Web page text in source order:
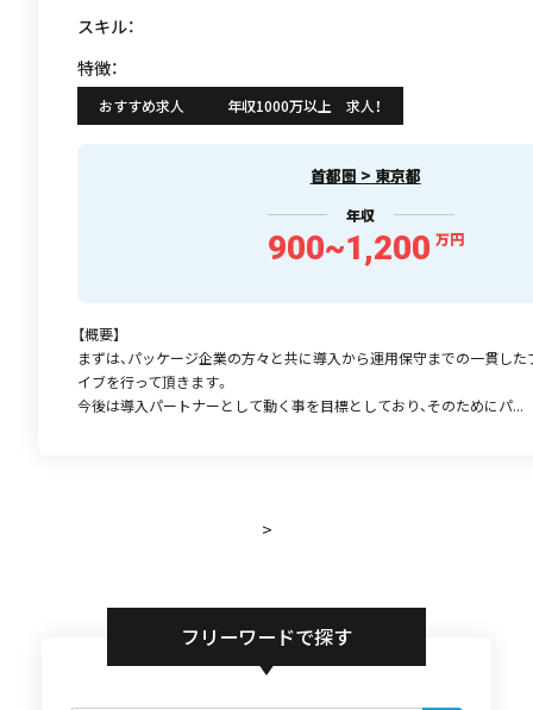
スキル：
特徴：
おすすめ求人 年収1000万以上 求人！
首都圏 > 東京都
年収
900~1,200 万円
【概要】
まずは、パッケージ企業の方々と共に導入から運用保守までの一貫し
イブを行って頂きます。
今後は導入パートナーとして動く事を目標としており、そのためにパ...
>
フリーワードで探す